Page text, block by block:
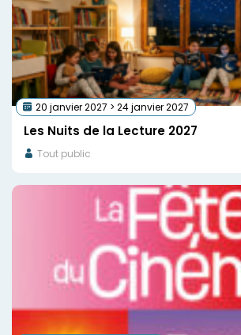
20 janvier 2027 > 24 janvier 2027
Les Nuits de la Lecture 2027
Tout public